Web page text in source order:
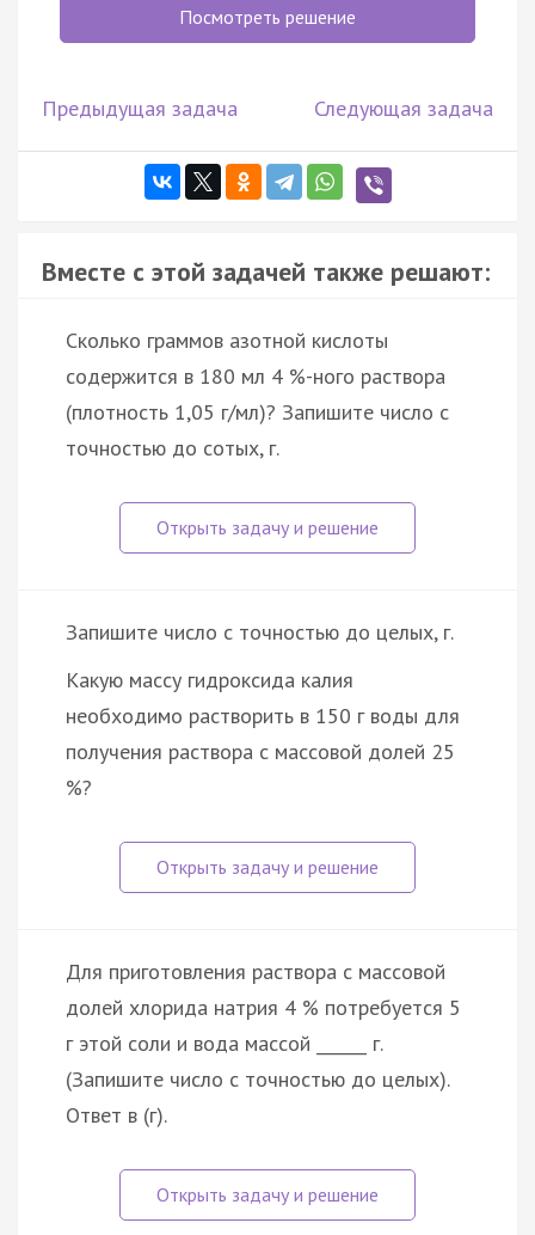
Посмотреть решение
Предыдущая задача Следующая задача
Вместе с этой задачей также решают:
Сколько граммов азотной кислоты
содержится в 180 мл 4 %-ного раствора
(плотность 1,05 г/мл)? Запишите число с
точностью до сотых, г.
Запишите число с точностью до целых, г.
Какую массу гидроксида калия
необходимо растворить в 150 г воды для
получения раствора с массовой долей 25
%?
Для приготовления раствора с массовой
долей хлорида натрия 4 % потребуется 5
г этой соли и вода массой ______ г.
(Запишите число с точностью до целых).
Ответ в (г).